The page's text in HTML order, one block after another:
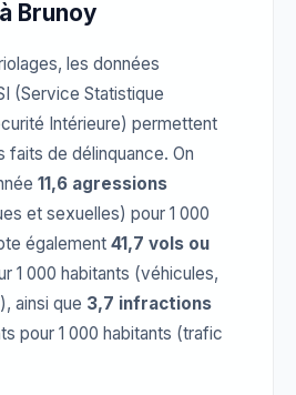
Brunoy
les données
(Service Statistique
Intérieure) permettent
de délinquance. On
11,6 agressions
et sexuelles) pour 1 000
également 41,7 vols ou
1 000 habitants (véhicules,
ainsi que 3,7 infractions
pour 1 000 habitants (trafic